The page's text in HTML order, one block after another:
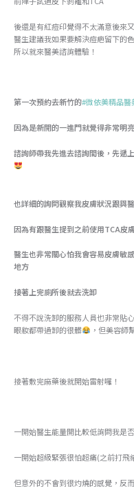
後還是有紅痘印覺得不太滿意後來
醫生建議我如果要解決痘疤留下的
所以就來醫美諮詢體驗！
第一次預約去新竹的#微依美精品醫
因為是新開的一進門就覺得非常明
諮詢師帶我先進去諮詢間後，先遞
也詳細的詢問觀察我皮膚狀況跟與
因為有跟醫生提到之前使用TCA皮
醫生也非常關心怕我會容易皮膚敏
地方
接著上完廁所後就去洗卸
不得不說洗卸的服務人員也非常貼
眼妝都帶過卸的很髒
，但美容師
接著敷完麻藥後就開始雷射囉！
一開始醫生能量開比較低詢問我是
一開始超級緊張很怕超痛(之前打飛
但意外的不會到很灼燒的感覺，反